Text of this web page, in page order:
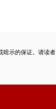
暗示的保证。请读者